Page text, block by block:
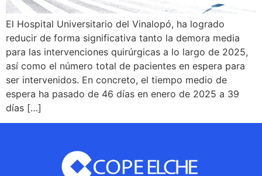
El Hospital Universitario del Vinalopó, ha logrado
reducir de forma significativa tanto la demora media
para las intervenciones quirúrgicas a lo largo de 2025,
así como el número total de pacientes en espera para
ser intervenidos. En concreto, el tiempo medio de
espera ha pasado de 46 días en enero de 2025 a 39
días […]